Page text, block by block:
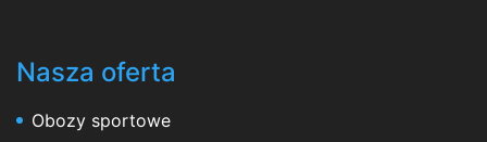
Nasza oferta
Obozy sportowe